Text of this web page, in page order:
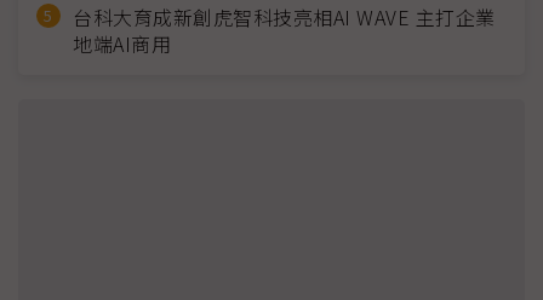
台科大育成新創虎智科技亮相AI WAVE 主打企業
地端AI商用